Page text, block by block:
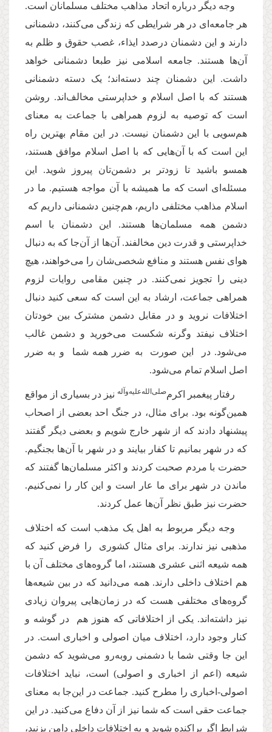
وجه دیگر درباره اتحاد مذاهب مختلف مسلمانان است.
هر جامعه‌ای در هر شرایطی که زندگی می‌کنند، دشمنانی
دارند و این دشمنان درصدد ایذاء، غصب حقوق‌ و ظلم به
آن‌ها هستند. جامعه اسلامی نیز طبعا دشمنانی خواهد
داشت. این دشمنان چند دسته‌اند؛ یک دسته دشمنانی
هستند که با اصل اسلام و خداپرستی مخالف‌اند. روشن
است که توصیه به لزوم همراهی با جماعت به معنای
هم‌سویی با این دشمنان نیست. در این مقام بهترین راه
این است که با آن‌هایی که با اصل اسلام موافق هستند،
همسو باشید تا زودتر بر دشمن‌تان پیروز شوید. این
مسئله‌ای است که ما همیشه با آن مواجه هستیم. ما در
اسلام مذاهب مختلفی داریم، هم‌چنین دشمنانی داریم که
دشمن همه مسلمان‌ها هستند. این دشمنان با اسم
خداپرستی و قدرت دین مخالفند. آن‌ها از آن‌جا که به دنبال
هوای نفس هستند و منافع شخصی‌شان را می‌خواهند، هیچ
دینی را تجویز نمی‌کنند. در چنین مقامی روایات لزوم
همراهی جماعت، ارشاد به این است که سعی کنید دنبال
اختلافات نروید و در مقابل دشمن مشترک بین خودتان
اختلاف نیفتد وگرنه شکست می‌خورید و دشمن غالب
می‌شود. در این صورت به ضرر همه‌ شما و به ضرر
اصل اسلام تمام می‌شود.
رفتار پیغمبر اکرم‌صلی‌الله‌علیه‌وآله نیز در بسیاری از مواقع
همین‌‌گونه بود. برای مثال، در جنگ احد بعضی از اصحاب
پیشنهاد دادند که از شهر خارج شویم و بعضی دیگر ‌گفتند
که در شهر بمانیم تا کفار بیایند و در شهر با آن‌ها بجنگیم.
حضرت با مردم صحبت کردند و اکثر مسلمان‌ها گفتند که
ماندن در شهر برای ما عار است و این کار را نمی‌کنیم.
حضرت نیز طبق نظر آن‌ها عمل کردند.
وجه دیگر مربوط به اهل یک مذهب است که اختلاف
مذهبی نیز ندارند. برای مثال کشوری را فرض کنید که
همه شیعه اثنی عشری هستند، اما گروه‌های مختلف آن با
هم اختلاف داخلی دارند. همه می‌دانید که در بین شیعه‌ها
گروه‌های مختلفی هست که در زمان‌هایی پیروان زیادی
نیز داشته‌اند. یکی از اختلافاتی که هنوز هم در گوشه و
کنار وجود دارد، اختلاف میان اصولی و اخباری است. در
این جا وقتی شما با دشمنی روبه‌رو می‌شوید که دشمن
شیعه (اعم از اخباری و اصولی) است، نباید اختلافات
اصولی-اخباری را مطرح کنید. جماعت در این‌جا به معنای
جماعت حقی است که شما نیز از آن دفاع می‌کنید. در این
شرایط اگر پراکنده شوید و به اختلافات داخلی دامن بزنید،